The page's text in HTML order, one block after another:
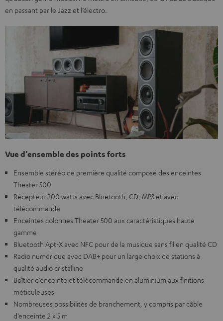
en passant par le Jazz et l’électro.
Vue d’ensemble des points forts
Ensemble stéréo de première qualité composé des enceintes
Theater 500
Récepteur 200 watts avec Bluetooth, CD, MP3 et avec
télécommande
Enceintes colonnes Theater 500 aux caractéristiques haute
gamme
Bluetooth Apt-X avec NFC pour de la musique sans fil en qualité CD
Radio numérique avec DAB+ pour un large choix de stations à
qualité audio cristalline
Boîtier d’enceinte et télécommande en aluminium aux finitions
méticuleuses
Nombreuses possibilités de branchement, y compris par câble
d’enceinte 2 x 5 m